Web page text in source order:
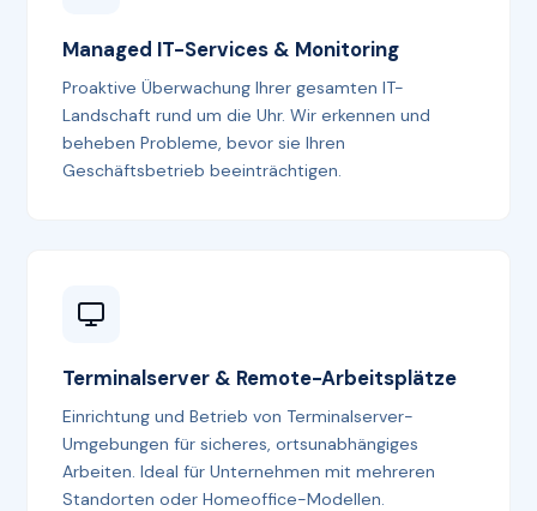
Managed IT-Services & Monitoring
Proaktive Überwachung Ihrer gesamten IT-
Landschaft rund um die Uhr. Wir erkennen und
beheben Probleme, bevor sie Ihren
Geschäftsbetrieb beeinträchtigen.
Terminalserver & Remote-Arbeitsplätze
Einrichtung und Betrieb von Terminalserver-
Umgebungen für sicheres, ortsunabhängiges
Arbeiten. Ideal für Unternehmen mit mehreren
Standorten oder Homeoffice-Modellen.